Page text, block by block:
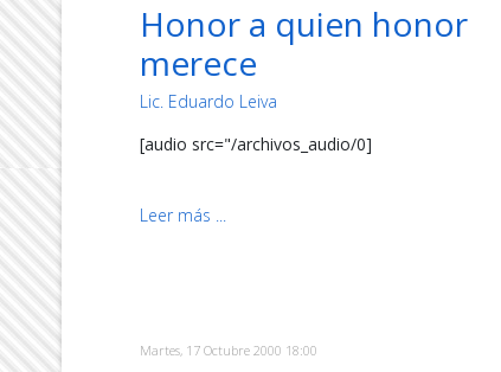
Honor a quien honor
merece
Lic. Eduardo Leiva
[audio src="/archivos_audio/0]
Leer más ...
Martes, 17 Octubre 2000 18:00